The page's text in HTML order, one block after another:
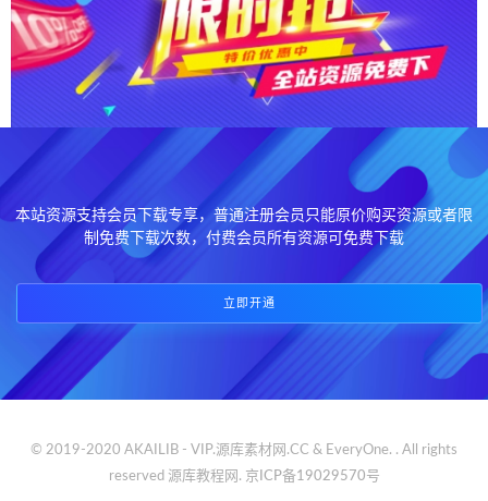
本站资源支持会员下载专享，普通注册会员只能原价购买资源或者限
制免费下载次数，付费会员所有资源可免费下载
立即开通
© 2019-2020 AKAILIB - VIP.源库素材网.CC & EveryOne. . All rights
reserved 源库教程网. 京ICP备19029570号